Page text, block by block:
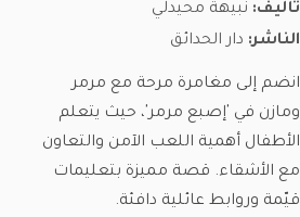
تأليف: نبيهة محيدلي
الناشر: دار الحدائق
انضم إلى مغامرة مرحة مع مرمر
ومازن في 'إصبع مرمر'، حيث يتعلم
الأطفال أهمية اللعب الآمن والتعاون
مع الأشقاء. قصة مميزة بتعليمات
قيّمة وروابط عائلية دافئة.